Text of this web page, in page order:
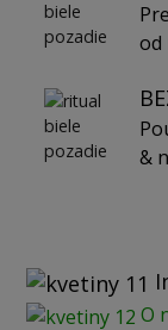
od
&
O